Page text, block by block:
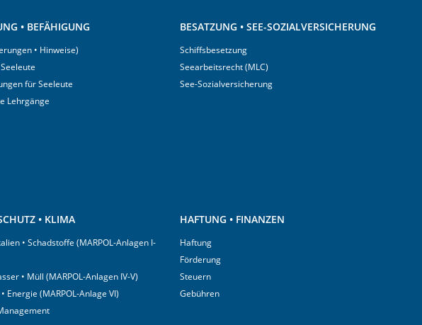
• BEFÄHIGUNG
• Hinweise)
für Seeleute
Lehrgänge
BESATZUNG • SEE-SOZIALVERSICHERUNG
Schiffsbesetzung
Seearbeitsrecht (MLC)
See-Sozialversicherung
• KLIMA
• Schadstoffe (MARPOL-Anlagen I-
• Müll (MARPOL-Anlagen IV-V)
Energie (MARPOL-Anlage VI)
HAFTUNG • FINANZEN
Haftung
Förderung
Steuern
Gebühren